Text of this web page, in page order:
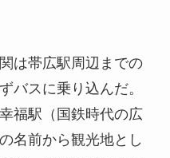
は帯広駅周辺までの
バスに乗り込んだ。
福駅（国鉄時代の広
名前から観光地とし